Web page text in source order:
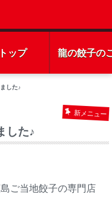
ップ 龍の餃子の
した♪
新メニュー
した♪
ご当地餃子の専門店